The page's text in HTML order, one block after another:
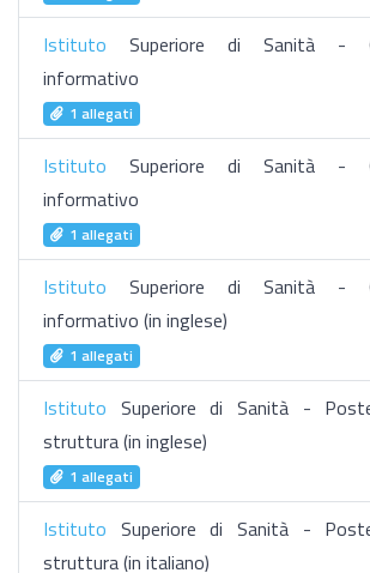
Istituto Superiore di Sanità -
informativo
1 allegati
Istituto Superiore di Sanità -
informativo
1 allegati
Istituto Superiore di Sanità -
informativo (in inglese)
1 allegati
Istituto Superiore di Sanità -
struttura (in inglese)
1 allegati
Istituto Superiore di Sanità -
struttura (in italiano)